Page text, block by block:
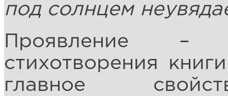
под солнцем
Проявление –
стихотворения
главное